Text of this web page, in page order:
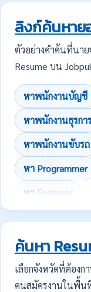
ลิงก์ค้นหาย
ตัวอย่างคำค้นที่นา
Resume บน
หาพนักงานบัญชี
หาพนักงานธุรกา
หาพนักงานขับรถ
หา Programmer
หา Engineer
ค้นหา
เลือกจังหวัดที่ต้องก
คนสมัครงานในพื้น